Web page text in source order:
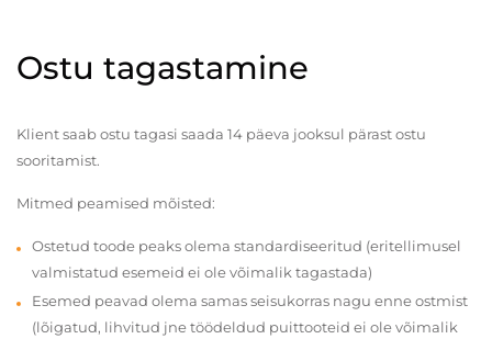
Ostu tagastamine
Klient saab ostu tagasi saada 14 päeva jooksul pärast ostu
sooritamist.
Mitmed peamised mõisted:
Ostetud toode peaks olema standardiseeritud (eritellimusel
valmistatud esemeid ei ole võimalik tagastada)
Esemed peavad olema samas seisukorras nagu enne ostmist
(lõigatud, lihvitud jne töödeldud puittooteid ei ole võimalik